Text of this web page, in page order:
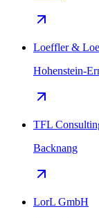
Loeffler &
Hohenstein-
TFL
Backnang
LorL GmbH